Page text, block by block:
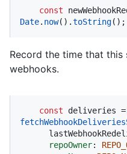
const
Date. now().toString();
Record the time that
webhooks.
const deliveries =
repoOwner: